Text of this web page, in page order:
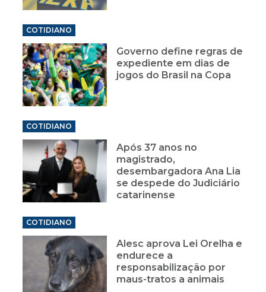
COTIDIANO
Governo define regras de
expediente em dias de
jogos do Brasil na Copa
COTIDIANO
Após 37 anos no
magistrado,
desembargadora Ana Lia
se despede do Judiciário
catarinense
COTIDIANO
Alesc aprova Lei Orelha e
endurece a
responsabilização por
maus-tratos a animais